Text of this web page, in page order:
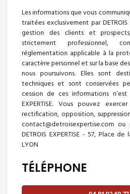
Les informations que vous
traitées exclusivement par DETROIS
gestion des clients et
strictement professionnel,
réglementation applicable à la
caractère personnel et sur la base
nous poursuivons. Elles sont
techniques et sont conservées
cession de ces informations n’est
EXPERTISE. Vous pouvez
rectification, opposition,
contact@detroisexpertise.com
DETROIS EXPERTISE - 57, Place
LYON
TÉLÉPHONE